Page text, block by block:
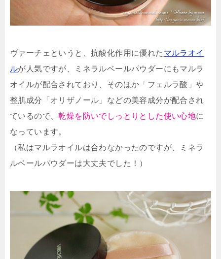
ヴァーチェというと、抗酸化作用に優れた マルラオイ
ルが人気ですが、ミネラルベールパウダーにもマルラ
オイルが配合されており、そのほか「フェルラ酸」や
整肌成分「オリザノール」などの美容成分が配合され
ているので、乾燥を防いでしっとりとした使い心地に
なっています。
（私はマルラオイルは合わなかったのですが、ミネラ
ルベールパウダーは大丈夫でした！）